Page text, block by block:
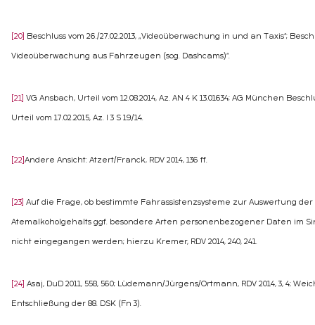
[20] Beschluss vom 26./27.02.2013, „Videoüberwachung in und an Taxis“;
Videoüberwachung aus Fahrzeugen (sog. Dashcams)“.
[21] VG Ansbach, Urteil vom 12.08.2014, Az. AN 4 K 13.01634; AG München
Urteil vom 17.02.2015, Az. I 3 S 19/14.
[22] Andere Ansicht: Atzert/Franck, RDV 2014, 136 ff.
[23] Auf die Frage, ob bestimmte Fahrassistenzsysteme zur Auswertung
Atemalkoholgehalts ggf. besondere Arten personenbezogener Daten im
nicht eingegangen werden; hierzu Kremer, RDV 2014, 240, 241.
[24] Asaj, DuD 2011, 558, 560; Lüdemann/Jürgens/Ortmann, RDV 2014, 3, 4;
Entschließung der 88. DSK (Fn 3).